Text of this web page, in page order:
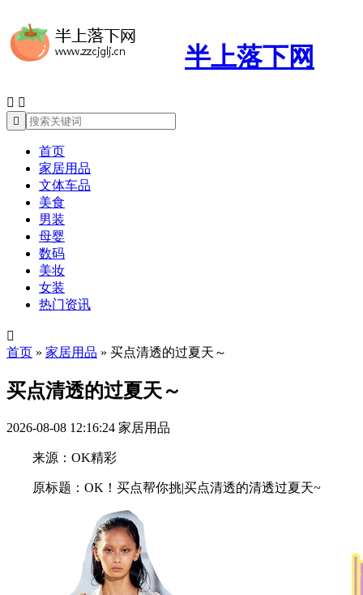
半上落下网
 

首页
家居用品
文体车品
美食
男装
母婴
数码
美妆
女装
热门资讯

首页 » 家居用品 » 买点清透的过夏天～
买点清透的过夏天～
2026-08-08 12:16:24 家居用品
来源：OK精彩
原标题：OK！买点帮你挑|买点清透的清透过夏天~